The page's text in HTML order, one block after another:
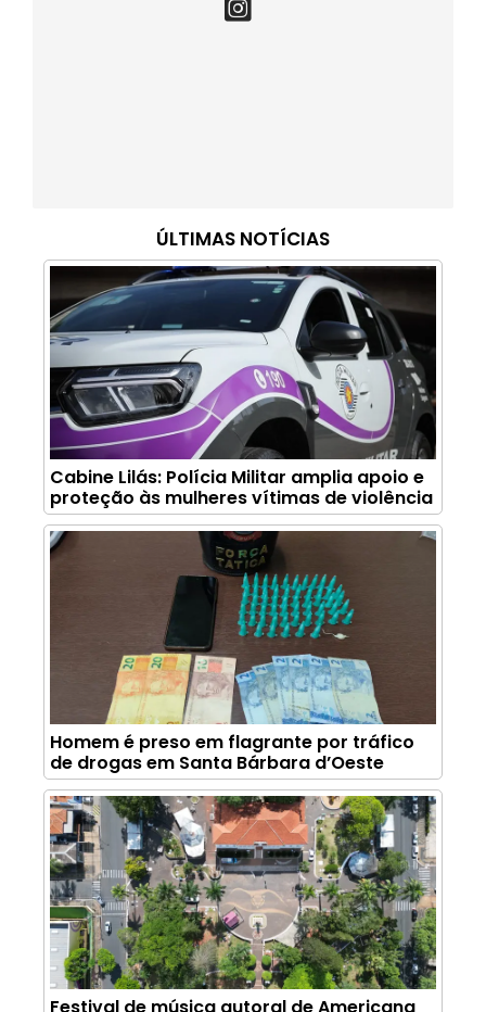
ÚLTIMAS NOTÍCIAS
Cabine Lilás: Polícia Militar amplia apoio e
proteção às mulheres vítimas de violência
Homem é preso em flagrante por tráfico
de drogas em Santa Bárbara d’Oeste
Festival de música autoral de Americana